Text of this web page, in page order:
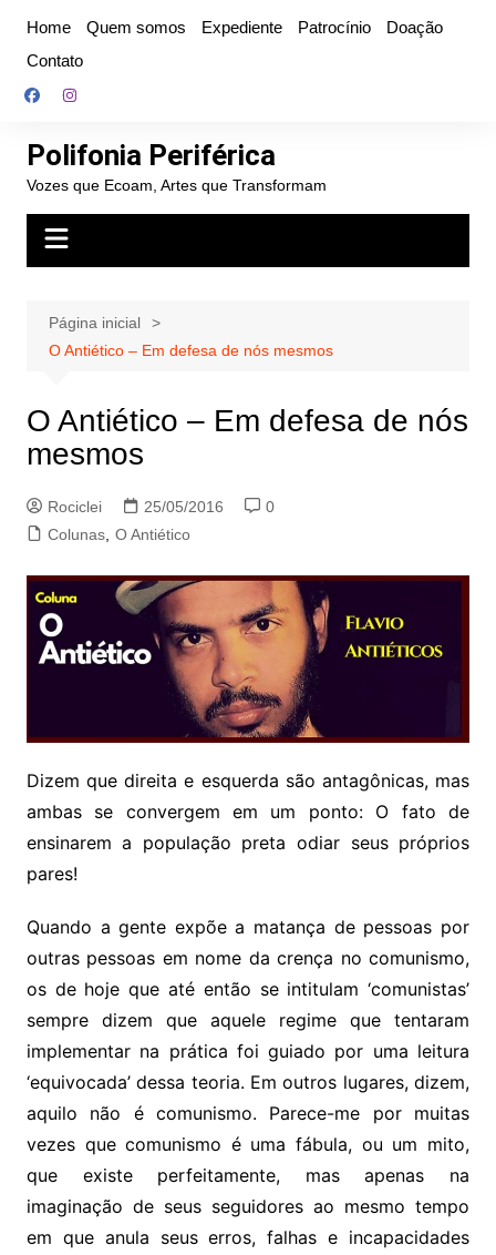
conteúdo
Home Quem somos Expediente Patrocínio
Doação
Contato
Polifonia Periférica
Vozes que Ecoam, Artes que Transformam
Página inicial
O Antiético – Em defesa de nós mesmos
O Antiético – Em defesa de nós
mesmos
Rociclei 25/05/2016
0
Colunas, O Antiético
Dizem que direita e esquerda são antagônicas, mas
ambas se convergem em um ponto: O fato de
ensinarem a população preta odiar seus próprios
pares!
Quando a gente expõe a matança de pessoas por
outras pessoas em nome da crença no comunismo,
os de hoje que até então se intitulam ‘comunistas’
sempre dizem que aquele regime que tentaram
implementar na prática foi guiado por uma leitura
‘equivocada’ dessa teoria. Em outros lugares, dizem,
aquilo não é comunismo. Parece-me por muitas
vezes que comunismo é uma fábula, ou um mito,
que existe perfeitamente, mas apenas na
imaginação de seus seguidores ao mesmo tempo
em que anula seus erros, falhas e incapacidades